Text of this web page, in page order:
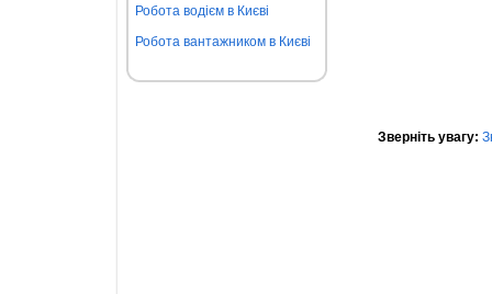
Робота водієм в Києві
Робота вантажником в Києві
Зверніть увагу: